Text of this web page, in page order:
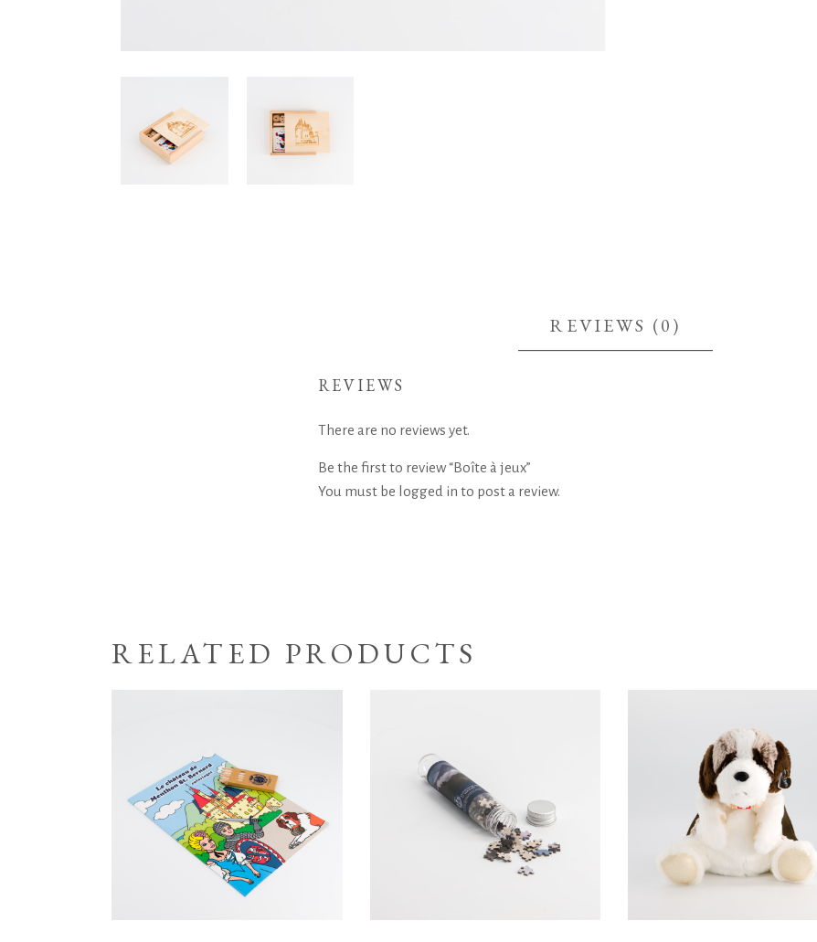
REVIEWS (0)
REVIEWS
There are no reviews yet.
Be the first to review “Boîte à jeux”
You must be logged in to post a review.
RELATED PRODUCTS